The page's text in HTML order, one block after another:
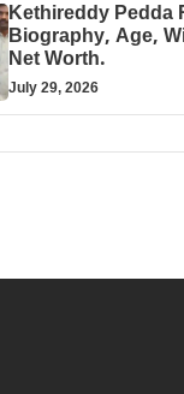
Kethireddy Pedda
Biography, Age,
Net Worth.
July 29, 2026